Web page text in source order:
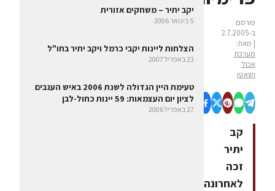
פורסם
ב-2.7.2005
| מאת:
מערכת
אכול
ושאטו
קב
יתיר
זכה
לאחרונה
יקב יתיר – משחקים אזורית
5 בינואר 2006
הצלחות ליינות יקבי כרמל ויקב יתיר בחו"ל
23 באפריל 2007
טעימת היין הגדולה לשנת 2006 באיש הענבים
לציון יום העצמאות: 59 יינות כחול-לבן
27 באפריל 2006